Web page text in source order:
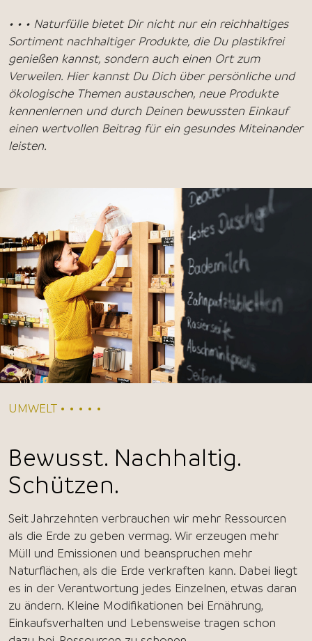
• • • Naturfülle bietet Dir nicht nur ein reichhaltiges
Sortiment nachhaltiger Produkte, die Du plastikfrei
genießen kannst, sondern auch einen Ort zum
Verweilen. Hier kannst Du Dich über persönliche und
ökologische Themen austauschen, neue Produkte
kennenlernen und durch Deinen bewussten Einkauf
einen wertvollen Beitrag für ein gesundes Miteinander
leisten.
UMWELT • • • • •
Bewusst. Nachhaltig.
Schützen.
Seit Jahrzehnten verbrauchen wir mehr Ressourcen
als die Erde zu geben vermag. Wir erzeugen mehr
Müll und Emissionen und beanspruchen mehr
Naturflächen, als die Erde verkraften kann. Dabei liegt
es in der Verantwortung jedes Einzelnen, etwas daran
zu ändern. Kleine Modifikationen bei Ernährung,
Einkaufsverhalten und Lebensweise tragen schon